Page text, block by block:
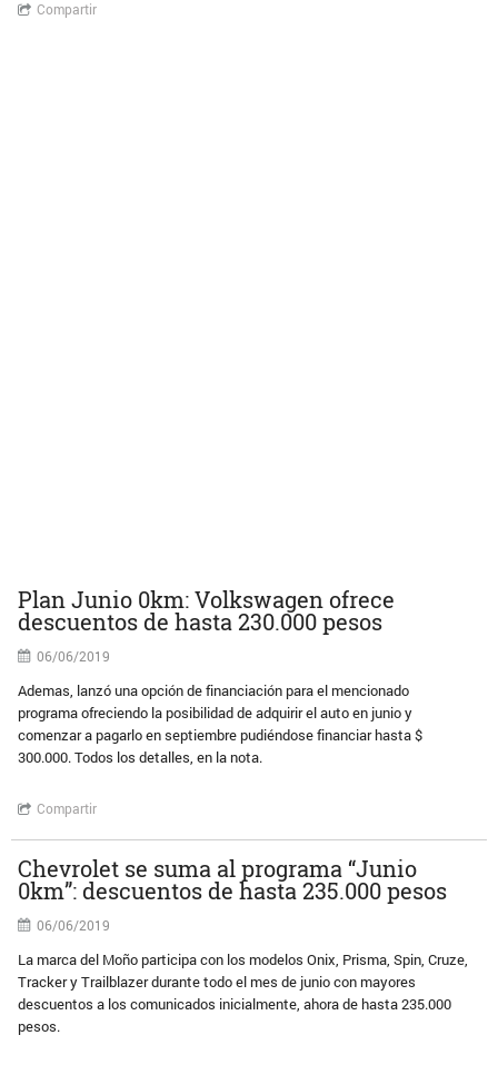
Compartir
Plan Junio 0km: Volkswagen ofrece
descuentos de hasta 230.000 pesos
06/06/2019
Ademas, lanzó una opción de financiación para el mencionado
programa ofreciendo la posibilidad de adquirir el auto en junio y
comenzar a pagarlo en septiembre pudiéndose financiar hasta $
300.000. Todos los detalles, en la nota.
Compartir
Chevrolet se suma al programa “Junio
0km”: descuentos de hasta 235.000 pesos
06/06/2019
La marca del Moño participa con los modelos Onix, Prisma, Spin, Cruze,
Tracker y Trailblazer durante todo el mes de junio con mayores
descuentos a los comunicados inicialmente, ahora de hasta 235.000
pesos.